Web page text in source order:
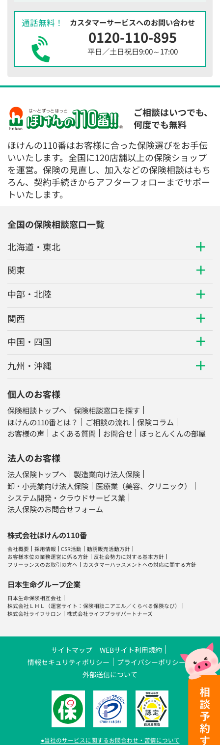
通話無料！ カスタマーサービスへのお問い合わせ
0120-110-895
平日／土日祝日9:00～17:00
ご相談はいつでも、
何度でも無料
ほけんの110番はお客様に合った保険選びをお手伝
いいたします。全国に120店舗以上の保険ショップ
を運営。保険の見直し、加入などの保険相談はもち
ろん、契約手続きからアフターフォローまでサポー
トいたします。
全国の保険相談窓口一覧
北海道・東北
関東
中部・北陸
関西
中国・四国
九州・沖縄
個人のお客様
保険相談トップへ
保険相談窓口を探す
ほけんの110番とは？
ご相談の流れ
保険コラム
お客様の声
よくある質問 お問合せ ほっとんくんの部屋
法人のお客様
法人保険トップへ
製造業向け法人保険
卸・小売業向け法人保険
医療業（美容、クリニック）
システム開発・クラウドサービス業
法人保険のお問合せフォーム
株式会社ほけんの110番
会社概要 採用情報 CSR活動
勧誘販売活動方針
お客様本位の業務運営に係る方針
反社会勢力に対する基本方針
フリーランスのお取引の方へ
カスタマーハラスメントへの対応に関する方針
日本生命グループ企業
日本生命保険相互会社
株式会社ＬＨＬ （運営サイト：保険相談ニアエル／ くらべる保険なび）
株式会社ライフサロン
株式会社ライフプラザパートナーズ
サイトマップ
WEBサイト利用規約
情報セキュリティポリシー
プライバシーポリシー
外部送信について
●当社のサービスに関するお問合わせ・苦情について